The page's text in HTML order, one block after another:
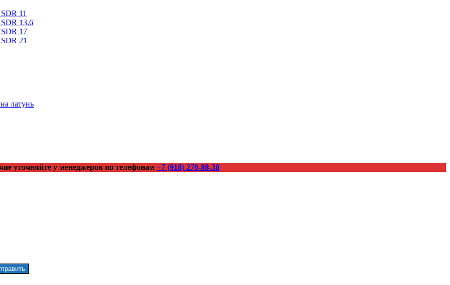
11
13,6
17
21
латунь
уточняйте у менеджеров по телефонам +7 (918) 270-88-38